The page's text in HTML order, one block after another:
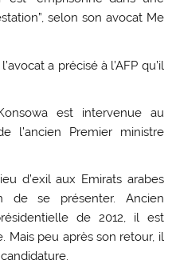
selon son avocat Me
a précisé à l’AFP qu’il
est intervenue au
l’ancien Premier ministre
d’exil aux Emirats arabes
de se présenter. Ancien
de 2012, il est
Mais peu après son retour, il